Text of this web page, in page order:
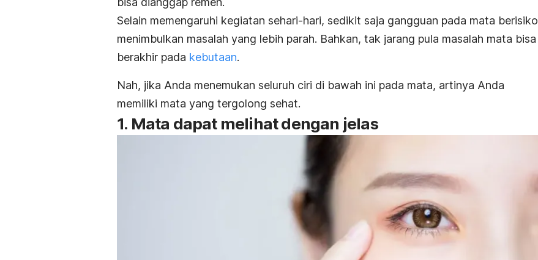
Selain memengaruhi kegiatan sehari-hari, sedikit saja gangguan pada mata berisiko
menimbulkan masalah yang lebih parah. Bahkan, tak jarang pula masalah mata bisa
berakhir pada kebutaan.
Nah, jika Anda menemukan seluruh ciri di bawah ini pada mata, artinya Anda
memiliki mata yang tergolong sehat.
1. Mata dapat melihat dengan jelas